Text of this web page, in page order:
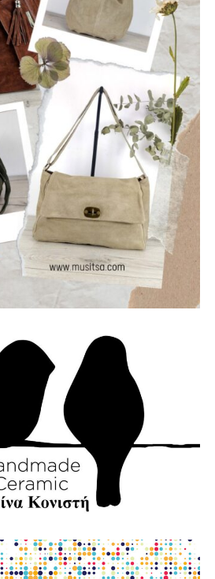
Με ήχο που ισορροπεί
ροκ, τον ελληνικό στίχο και την
οι Ρωγμές δημιουργούν
κοινωνία, τις εσωτερικές μάχες
Ανδρεόπουλος Αντώνης –
Δημήτρης – Κιθάρα, Νικολάου
Γρηγόρης – Τύμπανα.